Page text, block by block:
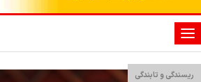
تغییر
وضعیت
ناوبری
ریسندگی و تابندگی